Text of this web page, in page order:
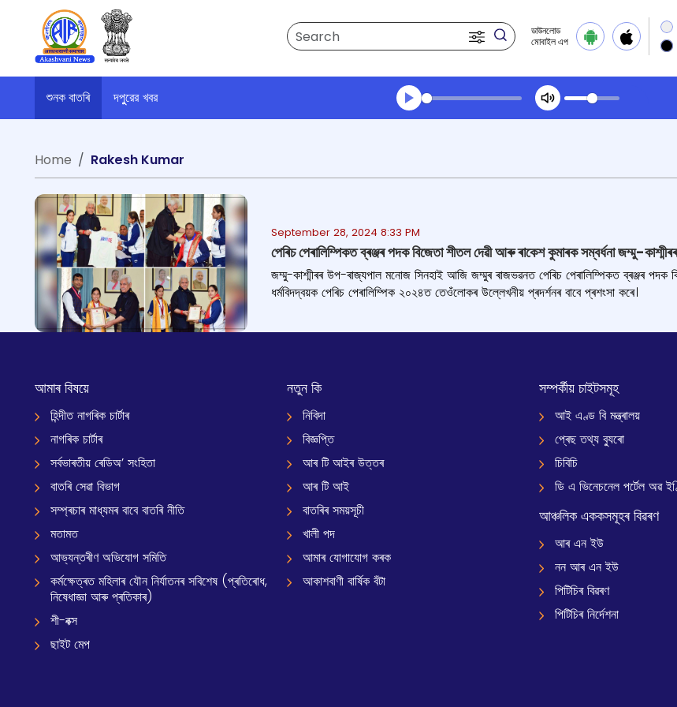
Search
ডাউনলোড
মোবাইল এপ
শুনক বাতৰি দপুুরের খবর
Transcript summary
Home
Rakesh Kumar
September 28, 2024 8:33 PM
পেৰিচ পেৰালিম্পিকত ব্ৰঞ্জৰ পদক বিজেতা শীতল দেৱী আৰু ৰাকেশ কুমাৰক সম্বৰ্ধনা জম্মু-
জম্মু-কাশ্মীৰৰ উপ-ৰাজ্যপাল মনোজ সিনহাই আজি জম্মুৰ ৰাজভৱনত পেৰিচ পেৰালিম্পিকত ব্ৰঞ্জৰ পদক
ধৰ্মবিদদ্বয়ক পেৰিচ পেৰালিম্পিক ২০২৪ত তেওঁলোকৰ উল্লেখনীয় প্ৰদৰ্শনৰ বাবে প্ৰশংসা কৰে।
আমাৰ বিষয়ে
হিন্দীত নাগৰিক চাৰ্টাৰ
নাগৰিক চাৰ্টাৰ
সৰ্বভাৰতীয় ৰেডিঅ’ সংহিতা
বাতৰি সেৱা বিভাগ
সম্প্ৰচাৰ মাধ্যমৰ বাবে বাতৰি নীতি
মতামত
আভ্যন্তৰীণ অভিযোগ সমিতি
কৰ্মক্ষেত্ৰত মহিলাৰ যৌন নিৰ্যাতনৰ সবিশেষ (প্ৰতিৰোধ,
নিষেধাজ্ঞা আৰু প্ৰতিকাৰ)
শী-বক্স
ছাইট মেপ
নতুন কি
নিবিদা
বিজ্ঞপ্তি
আৰ টি আইৰ উত্তৰ
আৰ টি আই
বাতৰিৰ সময়সূচী
খালী পদ
আমাৰ যোগাযোগ কৰক
আকাশবাণী বাৰ্ষিক বঁটা
সম্পৰ্কীয় চাইটসমূহ
আই এণ্ড বি মন্ত্ৰালয়
প্ৰেছ তথ্য ব্যুৰো
চিবিচি
ডি এ ভিনেচনেল পৰ্টেল অৱ
আঞ্চলিক এককসমূহৰ বিৱৰণ
আৰ এন ইউ
নন আৰ এন ইউ
পিটিচিৰ বিৱৰণ
পিটিচিৰ নিৰ্দেশনা